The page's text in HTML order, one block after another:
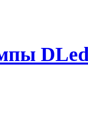
DLed